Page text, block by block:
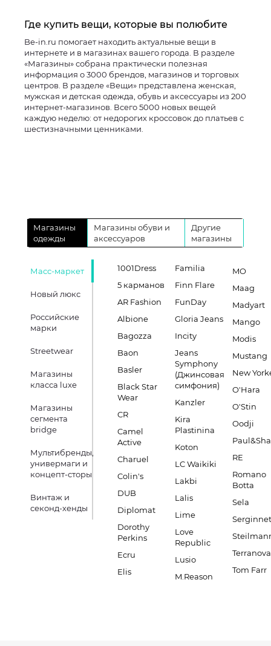
Где купить вещи, которые вы полюбите
Be-in.ru помогает находить актуальные вещи в
интернете и в магазинах вашего города. В разделе
«Магазины» собрана практически полезная
информация о 3000 брендов, магазинов и торговых
центров. В разделе «Вещи» представлена женская,
мужская и детская одежда, обувь и аксессуары из 200
интернет-магазинов. Всего 5000 новых вещей
каждую неделю: от недорогих кроссовок до платьев с
шестизначными ценниками.
Магазины
одежды
Магазины обуви и
аксессуаров
Другие
магазины
Масс-маркет
Новый люкс
Российские
марки
Streetwear
Магазины
класса luxe
Магазины
сегмента
bridge
Мультибренды,
универмаги и
концепт-сторы
Винтаж и
секонд-хенды
1001Dress
5 карманов
AR Fashion
Albione
Bagozza
Baon
Basler
Black Star
Wear
CR
Camel
Active
Charuel
Colin's
DUB
Diplomat
Dorothy
Perkins
Ecru
Elis
Familia
Finn Flare
FunDay
Gloria Jeans
Incity
Jeans
Symphony
(Джинсовая
симфония)
Kanzler
Kira
Plastinina
Koton
LC Waikiki
Lakbi
Lalis
Lime
Love
Republic
Lusio
M.Reason
MO
Maag
Madyart
Mango
Modis
Mustang
New
O'Hara
O'Stin
Oodji
RE
Romano
Botta
Sela
Terranova
Tom Farr